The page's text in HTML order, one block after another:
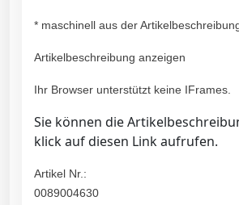
* maschinell aus der
Artikelbeschreibung anzeigen
Ihr Browser unterstützt keine IFrames.
Sie können die
klick auf diesen Link aufrufen.
Artikel Nr.:
0089004630